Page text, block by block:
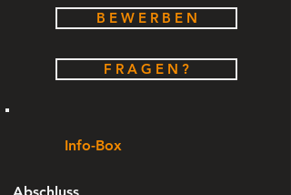
B E W E R B E N
F R A G E N ?
Info-Box